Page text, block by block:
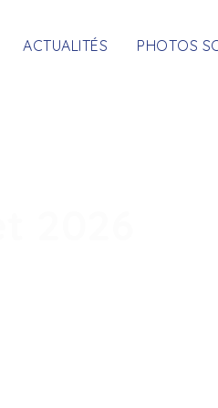
ACTUALITÉS PHOTOS